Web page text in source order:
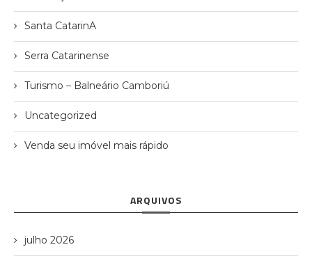
Santa CatarinA
Serra Catarinense
Turismo – Balneário Camboriú
Uncategorized
Venda seu imóvel mais rápido
ARQUIVOS
julho 2026